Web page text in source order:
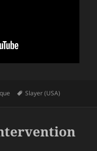
Mots-
Slayer (USA)